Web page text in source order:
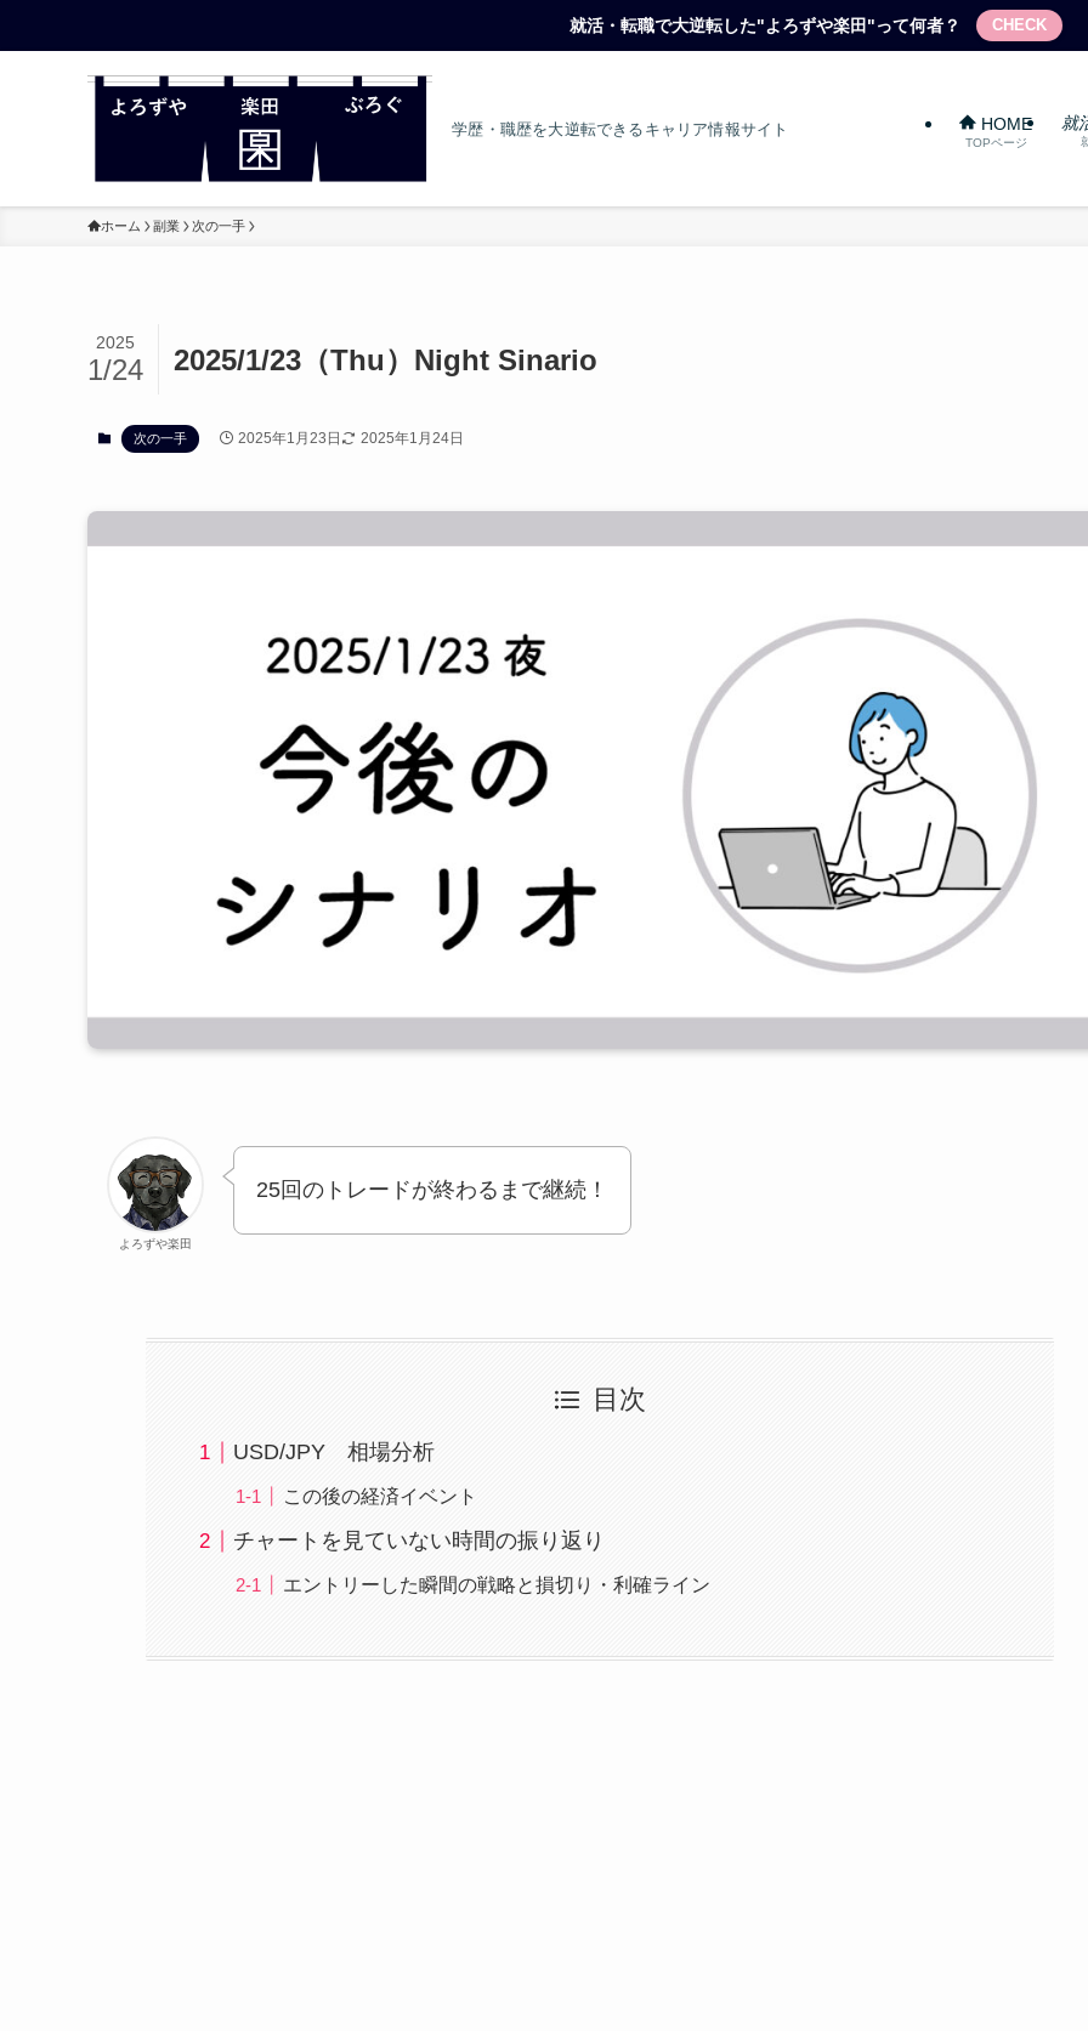
就活・転職で大逆転した"よろずや楽田"って何者？ CHECK
学歴・職歴を大逆転できるキャリア情報サイト HOME
TOPページ
就
ホーム 副業 次の一手
2025/1/23（Thu）Night Sinario
2025
1/24
次の一手 2025年1月23日 2025年1月24日
よろずや楽田
25回のトレードが終わるまで継続！
目次
USD/JPY 相場分析
この後の経済イベント
チャートを見ていない時間の振り返り
エントリーした瞬間の戦略と損切り・利確ライン